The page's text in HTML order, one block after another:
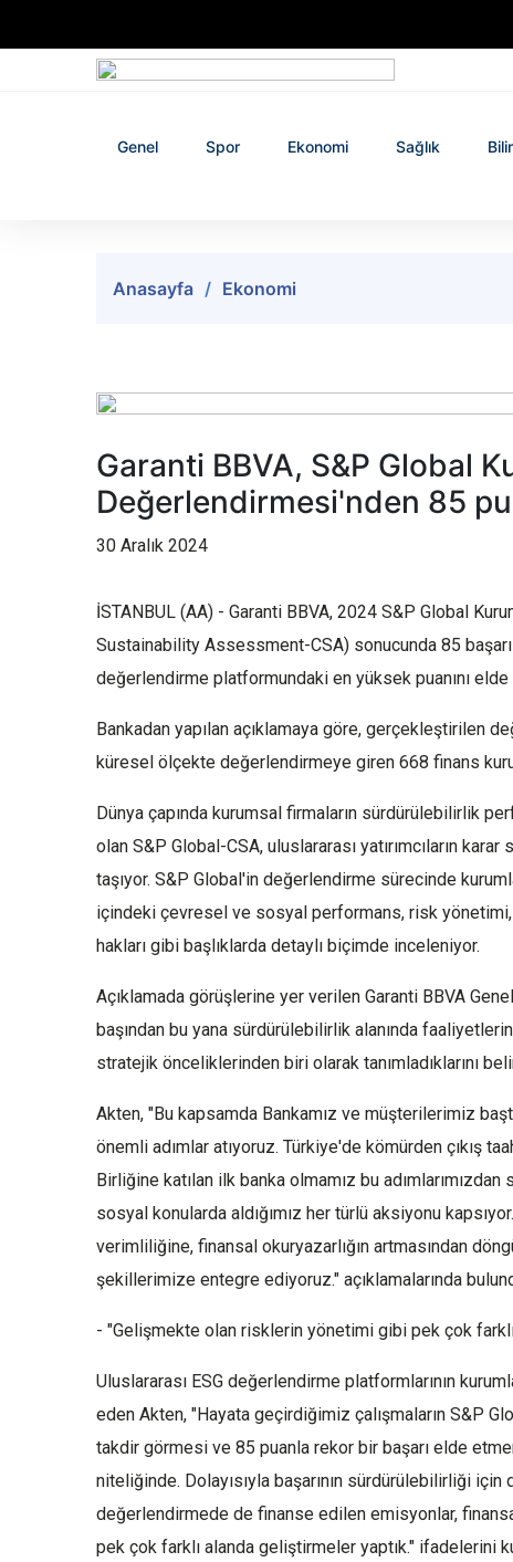
Genel Spor Ekonomi Sağlık
Anasayfa Ekonomi
Garanti BBVA, S&P Global
Değerlendirmesi'nden 85
30 Aralık 2024
İSTANBUL (AA) - Garanti BBVA, 2024 S&P Global
Sustainability Assessment-CSA) sonucunda 85
değerlendirme platformundaki en yüksek puanını elde
Bankadan yapılan açıklamaya göre, gerçekleştirilen
küresel ölçekte değerlendirmeye giren 668 finans
Dünya çapında kurumsal firmaların sürdürülebilirlik
olan S&P Global-CSA, uluslararası yatırımcıların
taşıyor. S&P Global'in değerlendirme sürecinde
içindeki çevresel ve sosyal performans, risk
hakları gibi başlıklarda detaylı biçimde inceleniyor.
Açıklamada görüşlerine yer verilen Garanti BBVA
başından bu yana sürdürülebilirlik alanında
stratejik önceliklerinden biri olarak tanımladıklarını
Akten, "Bu kapsamda Bankamız ve müşterilerimiz
önemli adımlar atıyoruz. Türkiye'de kömürden çıkış
Birliğine katılan ilk banka olmamız bu
sosyal konularda aldığımız her türlü aksiyonu
verimliliğine, finansal okuryazarlığın artmasından
şekillerimize entegre ediyoruz." açıklamalarında
- "Gelişmekte olan risklerin yönetimi gibi pek çok
Uluslararası ESG değerlendirme platformlarının
eden Akten, "Hayata geçirdiğimiz çalışmaların S&P
takdir görmesi ve 85 puanla rekor bir başarı elde
niteliğinde. Dolayısıyla başarının sürdürülebilirliği
değerlendirmede de finanse edilen emisyonlar,
pek çok farklı alanda geliştirmeler yaptık." ifadelerini